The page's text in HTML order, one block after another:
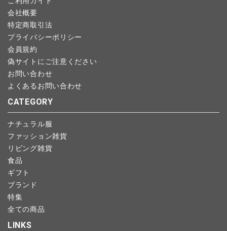
かじめご了承ください。
会社概要
特定商取引法
プライバシーポリシー
会員規約
偽サイトにご注意ください
お問い合わせ
よくあるお問い合わせ
CATEGORY
ナチュラル服
ファッション雑貨
リビング雑貨
食品
ギフト
ブランド
特集
全ての商品
LINKS